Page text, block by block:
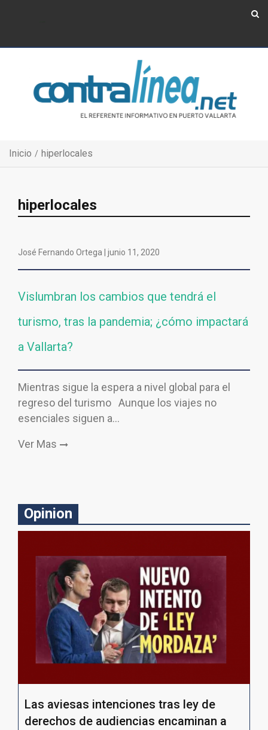
Inicio hiperlocales
hiperlocales
José Fernando Ortega | junio 11, 2020
Vislumbran los cambios que tendrá el
turismo, tras la pandemia; ¿cómo impactará
a Vallarta?
Mientras sigue la espera a nivel global para el
regreso del turismo Aunque los viajes no
esenciales siguen a…
Ver Mas
Opinion
Las aviesas intenciones tras ley de
derechos de audiencias encaminan a